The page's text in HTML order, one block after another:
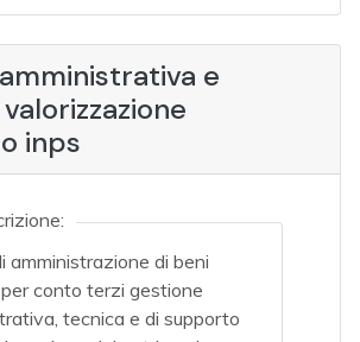
e
inps
amministrazione di beni
conto terzi gestione
tecnica e di supporto